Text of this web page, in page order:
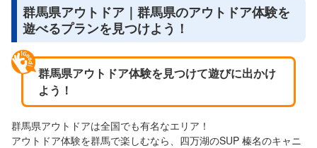
群馬県アウトドア｜群馬県のアウトドア体験を
遊べるプランを見つけよう！
群馬県アウトドア体験を見つけて遊びに出かけ
よう！
群馬県アウトドアは全国でも有名なエリア！
アウトドア体験を群馬で楽しむなら、四万湖のSUP 榛名のキャニ